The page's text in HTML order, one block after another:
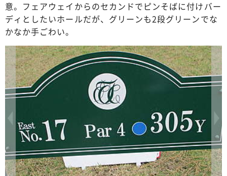
意。フェアウェイからのセカンドでピンそばに付けバー
ディとしたいホールだが、グリーンも2段グリーンでな
かなか手ごわい。